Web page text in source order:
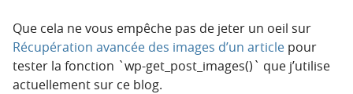
Que cela ne vous empêche pas de jeter un oeil sur
Récupération avancée des images d’un article pour
tester la fonction `wp-get_post_images()` que j’utilise
actuellement sur ce blog.